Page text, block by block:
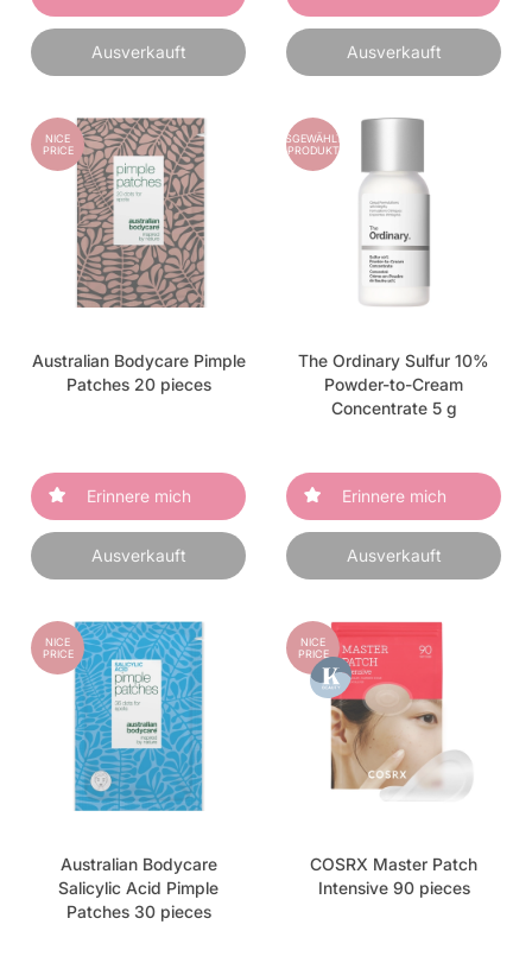
Ausverkauft Ausverkauft
NICE
PRICE
Australian Bodycare Pimple
Patches 20 pieces
Erinnere mich
Ausverkauft
AUSGEWÄHLTES
PRODUKT
The Ordinary Sulfur 10%
Powder-to-Cream
Concentrate 5 g
Erinnere mich
Ausverkauft
NICE
PRICE
Australian Bodycare
Salicylic Acid Pimple
Patches 30 pieces
NICE
PRICE
COSRX Master Patch
Intensive 90 pieces